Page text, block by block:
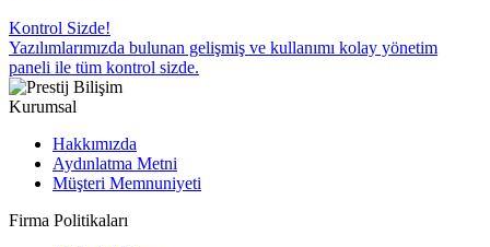
Kontrol Sizde!
Yazılımlarımızda bulunan gelişmiş ve kullanımı kolay yönetim
paneli ile tüm kontrol sizde.
Kurumsal
Hakkımızda
Aydınlatma Metni
Müşteri Memnuniyeti
Firma Politikaları